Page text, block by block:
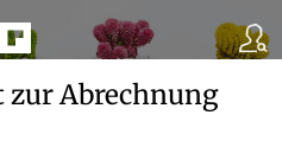
zur Abrechnung